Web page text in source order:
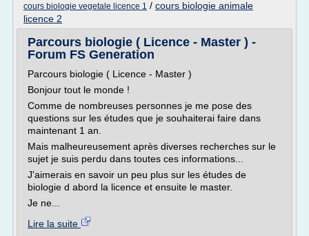
cours biologie vegetale licence 1 / cours biologie animale
licence 2
Parcours biologie ( Licence - Master ) -
Forum FS Generation
Parcours biologie ( Licence - Master )
Bonjour tout le monde !
Comme de nombreuses personnes je me pose des
questions sur les études que je souhaiterai faire dans
maintenant 1 an.
Mais malheureusement après diverses recherches sur le
sujet je suis perdu dans toutes ces informations...
J'aimerais en savoir un peu plus sur les études de
biologie d abord la licence et ensuite le master.
Je ne...
Lire la suite